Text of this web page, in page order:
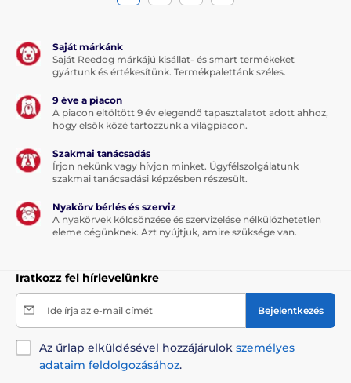
Saját márkánk
Saját Reedog márkájú kisállat- és smart termékeket
gyártunk és értékesítünk. Termékpalettánk széles.
9 éve a piacon
A piacon eltöltött 9 év elegendő tapasztalatot adott ahhoz,
hogy elsők közé tartozzunk a világpiacon.
Szakmai tanácsadás
Írjon nekünk vagy hívjon minket. Ügyfélszolgálatunk
szakmai tanácsadási képzésben részesült.
Nyakörv bérlés és szerviz
A nyakörvek kölcsönzése és szervizelése nélkülözhetetlen
eleme cégünknek. Azt nyújtjuk, amire szüksége van.
Iratkozz fel hírlevelünkre
Ide írja az e-mail címét Bejelentkezés
Az űrlap elküldésével hozzájárulok személyes
adataim feldolgozásához.